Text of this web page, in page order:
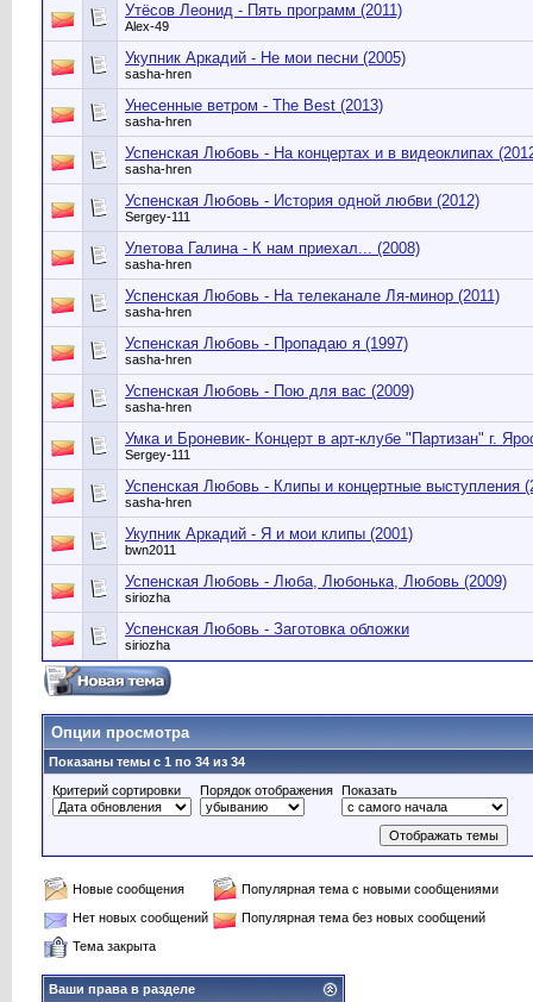
Утёсов Леонид - Пять программ (2011)
Alex-49
Укупник Аркадий - Не мои песни (2005)
sasha-hren
Унесенные ветром - The Best (2013)
sasha-hren
Успенская Любовь - На концертах и в видеоклипах
sasha-hren
Успенская Любовь - История одной любви (2012)
Sergey-111
Улетова Галина - К нам приехал... (2008)
sasha-hren
Успенская Любовь - На телеканале Ля-минор (2011)
sasha-hren
Успенская Любовь - Пропадаю я (1997)
sasha-hren
Успенская Любовь - Пою для вас (2009)
sasha-hren
Умка и Броневик- Концерт в арт-клубе "Партизан" г.
Sergey-111
Успенская Любовь - Клипы и концертные выступления
sasha-hren
Укупник Аркадий - Я и мои клипы (2001)
bwn2011
Успенская Любовь - Люба, Любонька, Любовь (2009)
siriozha
Успенская Любовь - Заготовка обложки
siriozha
Опции просмотра
Показаны темы с 1 по 34 из 34
Критерий сортировки
Порядок отображения Показать
Новые сообщения
Популярная тема с новыми сообщениями
Нет новых сообщений
Популярная тема без новых сообщений
Тема закрыта
Ваши права в разделе